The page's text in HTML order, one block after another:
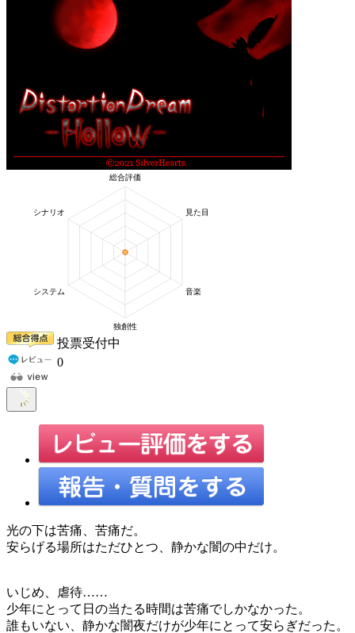
投票受付中
0
光の下は苦痛、苦痛だ。
安らげる場所はただひとつ、静かな闇の中だけ。
いじめ、虐待……
少年にとって日の当たる時間は苦痛でしかなかった。
誰もいない、静かな闇夜だけが少年にとって安らぎだった。